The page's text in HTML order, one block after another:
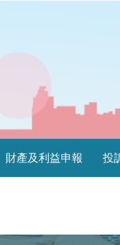
財產及利益申報 投